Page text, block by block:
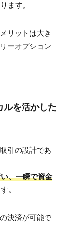
ます。
リットは大き
ーオプション
ルを活かした
引の設計であ
、一瞬で資金
。
決済が可能で